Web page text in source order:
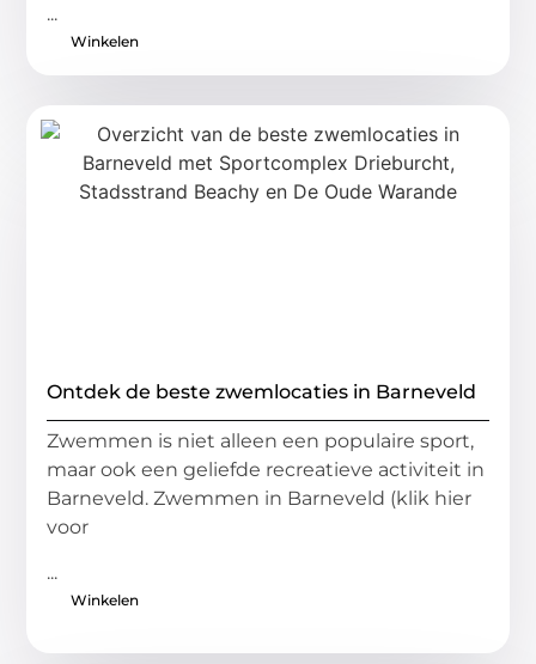
...
Winkelen
Ontdek de beste zwemlocaties in Barneveld
Zwemmen is niet alleen een populaire sport,
maar ook een geliefde recreatieve activiteit in
Barneveld. Zwemmen in Barneveld (klik hier
voor
...
Winkelen